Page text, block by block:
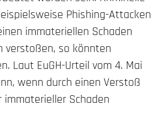
Phishing-Attacken
immateriellen Schaden
verstoßen, so könnten
Laut EuGH-Urteil vom 4. Mai
wenn durch einen Verstoß
immaterieller Schaden